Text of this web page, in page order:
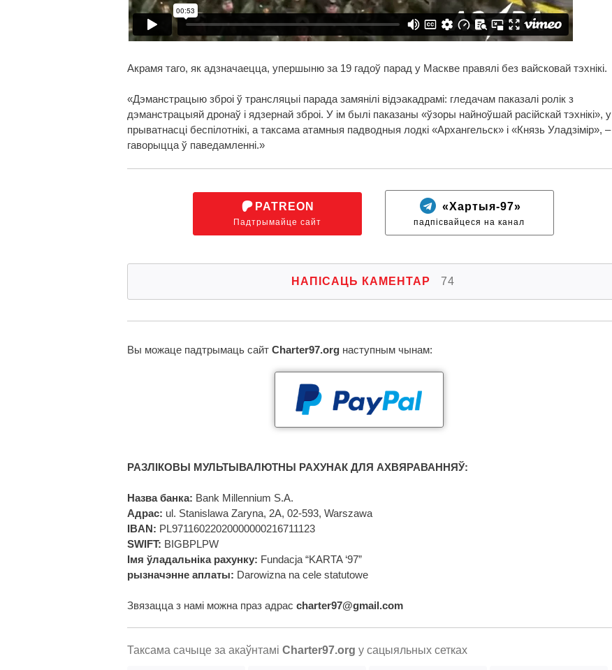
Акрамя таго, як адзначаецца, упершыню за 19 гадоў парад у Маскве правялі без вайсковай тэхнікі.
«Дэманстрацыю зброі ў трансляцыі парада замянілі відэакадрамі: гледачам паказалі ролік з
дэманстрацыяй дронаў і ядзернай зброі. У ім былі паказаны «ўзоры найноўшай расійскай тэхнікі», у
прыватнасці беспілотнікі, а таксама атамныя падводныя лодкі «Архангельск» і «Князь Уладзімір», –
гаворыцца ў паведамленні.»
PATREON
Падтрымайце сайт
«Хартыя-97»
падпісвайцеся на канал
НАПІСАЦЬ КАМЕНТАР 74
Вы можаце падтрымаць сайт Charter97.org наступным чынам:
РАЗЛІКОВЫ МУЛЬТЫВАЛЮТНЫ РАХУНАК ДЛЯ АХВЯРАВАННЯЎ:
Назва банка: Bank Millennium S.A.
Адрас: ul. Stanislawa Zaryna, 2A, 02-593, Warszawa
IBAN: PL97116022020000000216711123
SWIFT: BIGBPLPW
Імя ўладальніка рахунку: Fundacja “KARTA ‘97”
рызначэнне аплаты: Darowizna na cele statutowe
Звязацца з намі можна праз адрас charter97@gmail.com
Таксама сачыце за акаўнтамі Charter97.org у сацыяльных сетках